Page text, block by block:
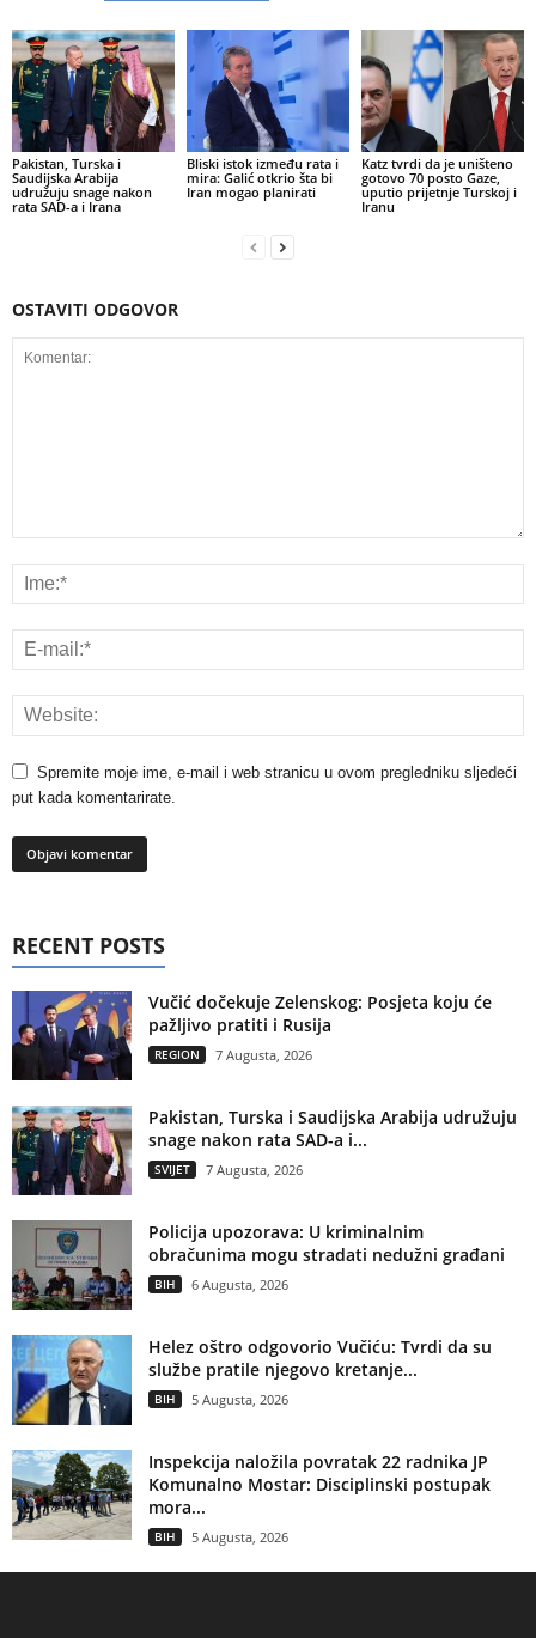
Pakistan, Turska i
Saudijska Arabija
udružuju snage nakon
rata SAD-a i Irana
Bliski istok između rata i
mira: Galić otkrio šta bi
Iran mogao planirati
Katz tvrdi da je uništeno
gotovo 70 posto Gaze,
uputio prijetnje Turskoj i
Iranu
OSTAVITI ODGOVOR
Spremite moje ime, e-mail i web stranicu u ovom pregledniku sljedeći
put kada komentarirate.
RECENT POSTS
Vučić dočekuje Zelenskog: Posjeta koju će
pažljivo pratiti i Rusija
REGION 7 Augusta, 2026
Pakistan, Turska i Saudijska Arabija udružuju
snage nakon rata SAD-a i...
SVIJET 7 Augusta, 2026
Policija upozorava: U kriminalnim
obračunima mogu stradati nedužni građani
BIH 6 Augusta, 2026
Helez oštro odgovorio Vučiću: Tvrdi da su
službe pratile njegovo kretanje...
BIH 5 Augusta, 2026
Inspekcija naložila povratak 22 radnika JP
Komunalno Mostar: Disciplinski postupak
mora...
BIH 5 Augusta, 2026